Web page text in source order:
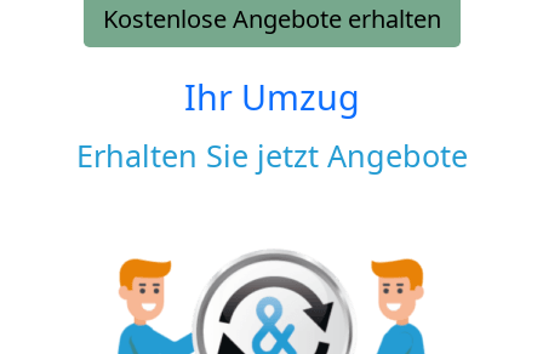
Kostenlose Angebote erhalten
Ihr Umzug
Erhalten Sie jetzt Angebote